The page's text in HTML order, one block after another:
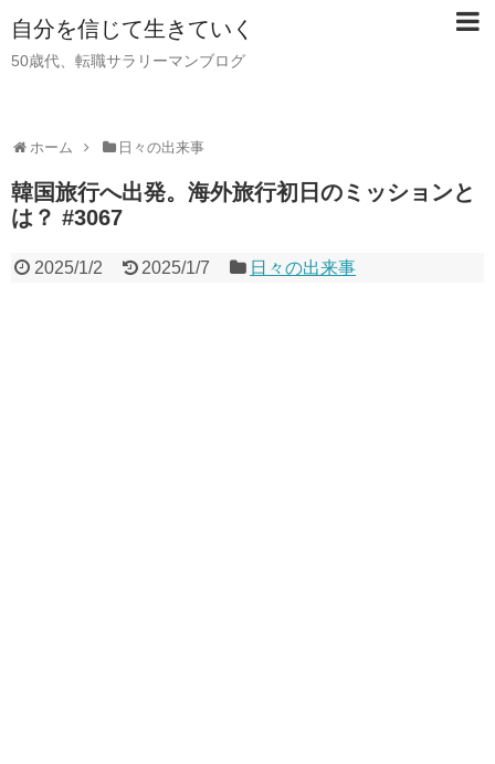
自分を信じて生きていく
50歳代、転職サラリーマンブログ
ホーム 日々の出来事
韓国旅行へ出発。海外旅行初日のミッションと
は？ #3067
2025/1/2 2025/1/7 日々の出来事